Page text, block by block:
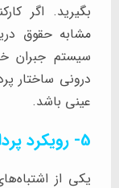
بگیرید. اگر
مشابه حقوق
سیستم جبران
درونی ساختار
عینی باشد.
5- رویکرد پرداخت یکسان برای همه دارید.
یکی از